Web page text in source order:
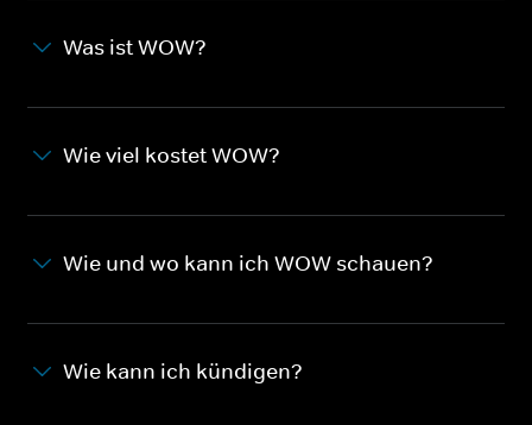
Was ist WOW?
Wie viel kostet WOW?
Wie und wo kann ich WOW schauen?
Wie kann ich kündigen?